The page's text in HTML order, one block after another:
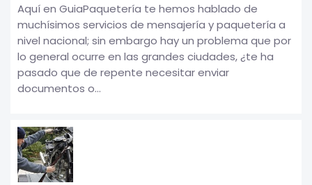
Aquí en GuiaPaquetería te hemos hablado de
muchísimos servicios de mensajería y paquetería a
nivel nacional; sin embargo hay un problema que por
lo general ocurre en las grandes ciudades, ¿te ha
pasado que de repente necesitar enviar
documentos o...